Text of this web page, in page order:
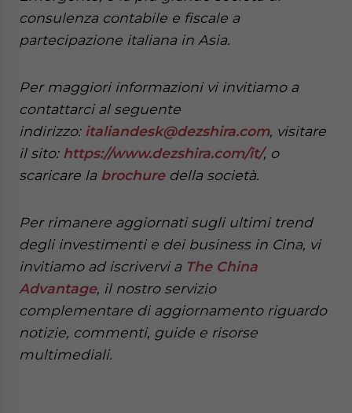
consulenza contabile e fiscale a
partecipazione italiana in Asia.
Per maggiori informazioni vi invitiamo a
contattarci al seguente
indirizzo:italiandesk@dezshira.com, visitare
il sito: https://www.dezshira.com/it/, o
scaricare la brochuredella società.
Per rimanere aggiornati sugli ultimi trend
degli investimenti e dei business in Cina, vi
invitiamo ad iscrivervi a The China
Advantage, il nostro servizio
complementare di aggiornamento riguardo
notizie, commenti, guide e risorse
multimediali.